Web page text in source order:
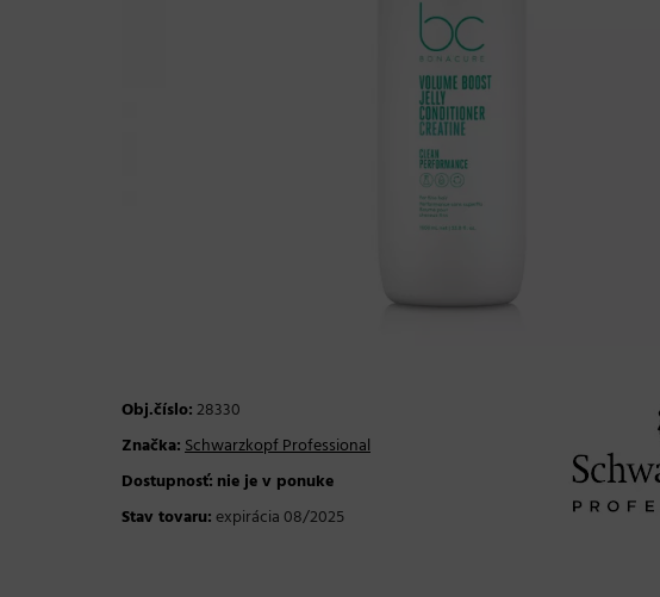
Obj.číslo:28330
Značka:Schwarzkopf Professional
Dostupnosť: nie je v ponuke
Stav tovaru:expirácia 08/2025